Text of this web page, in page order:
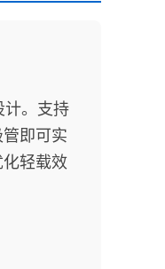
计。支持‌
即可实
轻载效